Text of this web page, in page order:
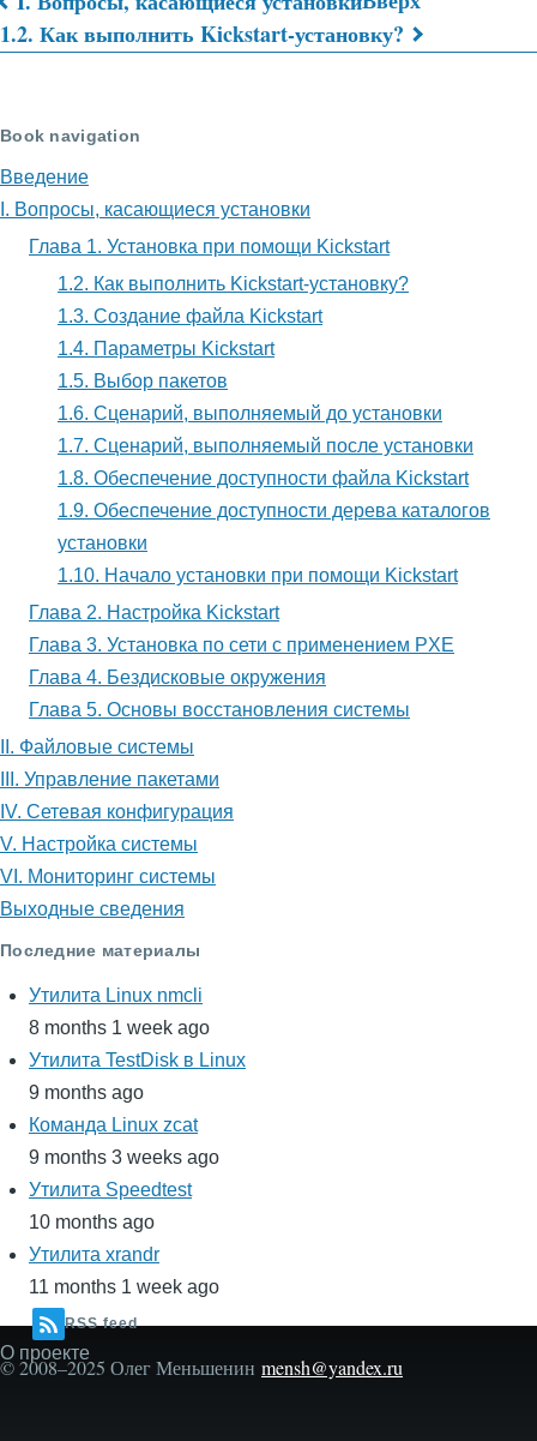
Перекрёстные
Глава
Установка
помощи
Kickstart
1.2. Как выполнить Kickstart-установку?
Book navigation
Введение
I. Вопросы, касающиеся установки
Глава 1. Установка при помощи Kickstart
1.2. Как выполнить Kickstart-установку?
1.3. Создание файла Kickstart
1.4. Параметры Kickstart
1.5. Выбор пакетов
1.6. Сценарий, выполняемый до установки
1.7. Сценарий, выполняемый после установки
1.8. Обеспечение доступности файла Kickstart
1.9. Обеспечение доступности дерева каталогов
установки
1.10. Начало установки при помощи Kickstart
Глава 2. Настройка Kickstart
Глава 3. Установка по сети с применением PXE
Глава 4. Бездисковые окружения
Глава 5. Основы восстановления системы
II. Файловые системы
III. Управление пакетами
IV. Сетевая конфигурация
V. Настройка системы
VI. Мониторинг системы
Выходные сведения
Последние материалы
Утилита Linux nmcli
8 months 1 week ago
Утилита TestDisk в Linux
9 months ago
Команда Linux zcat
9 months 3 weeks ago
Утилита Speedtest
10 months ago
Утилита xrandr
11 months 1 week ago
RSS feed
Secondary
menu
О проекте
© 2008–2025 Олег Меньшенин mensh@yandex.ru